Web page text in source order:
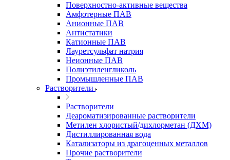
Поверхностно-активные вещества
Амфотерные ПАВ
Анионные ПАВ
Антистатики
Катионные ПАВ
Лауретсульфат натрия
Неионные ПАВ
Полиэтиленгликоль
Промышленные ПАВ
Растворители
Растворители
Деароматизированные растворители
Метилен хлористый/дихлорметан (ДХМ)
Дистиллированная вода
Катализаторы из драгоценных металлов
Прочие растворители